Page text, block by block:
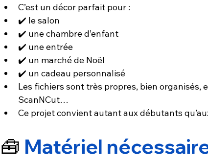
C’est un décor parfait pour :
✔️ le salon
✔️ une chambre d’enfant
✔️ une entrée
✔️ un marché de Noël
✔️ un cadeau personnalisé
Les fichiers sont très propres, bien organisés,
ScanNCut…
Ce projet convient autant aux débutants
🧰 Matériel